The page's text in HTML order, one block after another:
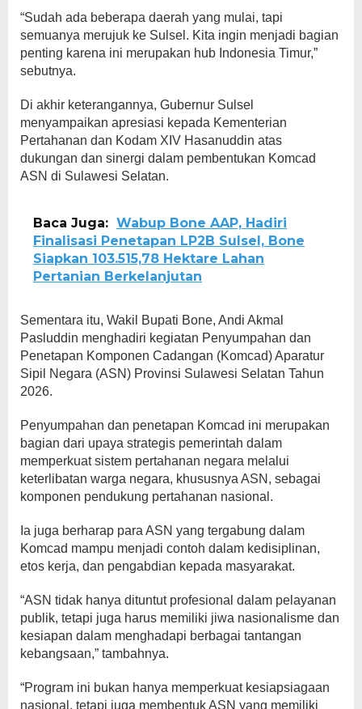
“Sudah ada beberapa daerah yang mulai, tapi
semuanya merujuk ke Sulsel. Kita ingin menjadi bagian
penting karena ini merupakan hub Indonesia Timur,”
sebutnya.
Di akhir keterangannya, Gubernur Sulsel
menyampaikan apresiasi kepada Kementerian
Pertahanan dan Kodam XIV Hasanuddin atas
dukungan dan sinergi dalam pembentukan Komcad
ASN di Sulawesi Selatan.
Baca Juga: Wabup Bone AAP, Hadiri
Finalisasi Penetapan LP2B Sulsel, Bone
Siapkan 103.515,78 Hektare Lahan
Pertanian Berkelanjutan
Sementara itu, Wakil Bupati Bone, Andi Akmal
Pasluddin menghadiri kegiatan Penyumpahan dan
Penetapan Komponen Cadangan (Komcad) Aparatur
Sipil Negara (ASN) Provinsi Sulawesi Selatan Tahun
2026.
Penyumpahan dan penetapan Komcad ini merupakan
bagian dari upaya strategis pemerintah dalam
memperkuat sistem pertahanan negara melalui
keterlibatan warga negara, khususnya ASN, sebagai
komponen pendukung pertahanan nasional.
Ia juga berharap para ASN yang tergabung dalam
Komcad mampu menjadi contoh dalam kedisiplinan,
etos kerja, dan pengabdian kepada masyarakat.
“ASN tidak hanya dituntut profesional dalam pelayanan
publik, tetapi juga harus memiliki jiwa nasionalisme dan
kesiapan dalam menghadapi berbagai tantangan
kebangsaan,” tambahnya.
“Program ini bukan hanya memperkuat kesiapsiagaan
nasional, tetapi juga membentuk ASN yang memiliki